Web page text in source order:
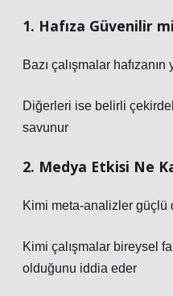
1. Hafıza Güvenilir
Bazı çalışmalar
Diğerleri ise belirli
savunur
2. Medya Etkisi Ne
Kimi meta-analizler güçlü
Kimi çalışmalar bireysel
olduğunu iddia eder